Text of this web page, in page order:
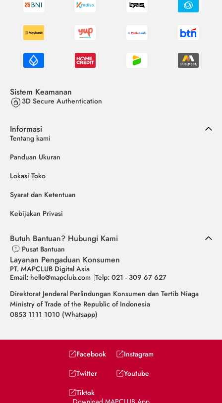
Sistem Keamanan
3D Secure Authentication
Informasi
Tentang kami
Panduan Ukuran
Lokasi Toko
Syarat dan Ketentuan
Kebijakan Privasi
Butuh Bantuan? Hubungi Kami
Pusat Bantuan
Layanan Pengaduan Konsumen
PT. MAPCLUB Digital Asia
Email: hello@mapclub.com Telp: 021 - 309 67 627
Direktorat Jenderal Perlindungan Konsumen dan Tertib Niaga
Ministry of Trade of the Republic of Indonesia
0853 1111 1010 (Whatsapp)
Facebook
Instagram
Twitter
Youtube
Tiktok